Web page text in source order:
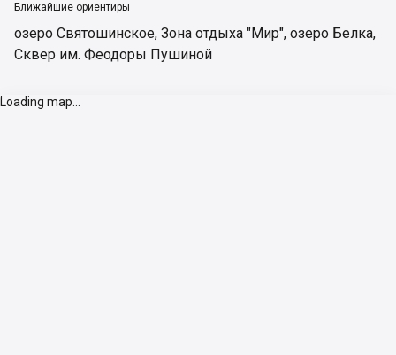
Ближайшие ориентиры
озеро Святошинское, Зона отдыха "Мир", озеро Белка,
Сквер им. Феодоры Пушиной
Loading map...